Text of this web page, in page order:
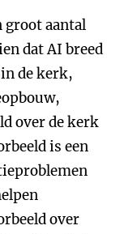
groot aantal
dat AI breed
de kerk,
over de kerk
is een
over